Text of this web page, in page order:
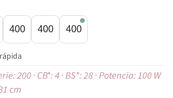
400 400 400
200 · CB*: 4 · BS*: 28 · Potencia: 100 W
cm